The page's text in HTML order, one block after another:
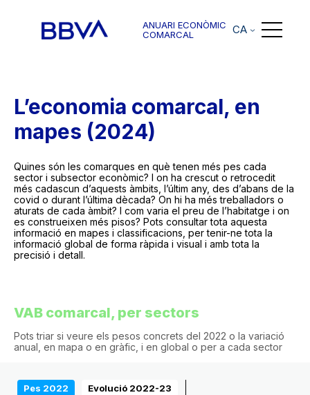
ANUARI ECONÒMIC
COMARCAL
CA
L’economia comarcal, en
mapes (2024)
Quines són les comarques en què tenen més pes cada
sector i subsector econòmic? I on ha crescut o retrocedit
més cadascun d’aquests àmbits, l’últim any, des d’abans de la
covid o durant l’última dècada? On hi ha més treballadors o
aturats de cada àmbit? I com varia el preu de l’habitatge i on
es construeixen més pisos? Pots consultar tota aquesta
informació en mapes i classificacions, per tenir-ne tota la
informació global de forma ràpida i visual i amb tota la
precisió i detall.
VAB comarcal, per sectors
Pots triar si veure els pesos concrets del 2022 o la variació
anual, en mapa o en gràfic, i en global o per a cada sector
Pes 2022 Evolució 2022-23